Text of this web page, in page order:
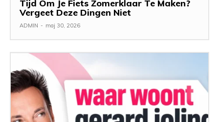
Tijd Om Je Fiets Zomerklaar Te Maken?
Vergeet Deze Dingen Niet
ADMIN - maj 30, 2026